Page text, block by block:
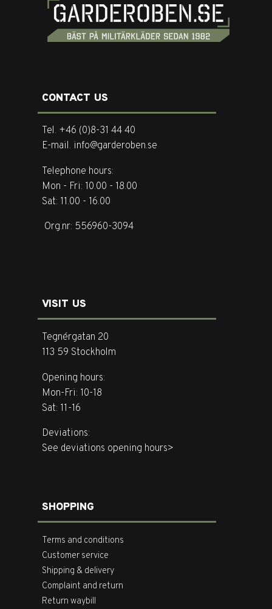
CONTACT US
Tel. +46 (0)8-31 44 40
E-mail. info@garderoben.se
Telephone hours:
Mon - Fri: 10.00 - 18.00
Sat: 11.00 - 16.00
Org.nr: 556960-3094
VISIT US
Tegnérgatan 20
113 59 Stockholm
Opening hours:
Mon-Fri: 10-18
Sat: 11-16
Deviations:
See deviations opening hours>
SHOPPING
Terms and conditions
Customer service
Shipping & delivery
Complaint and return
Return waybill